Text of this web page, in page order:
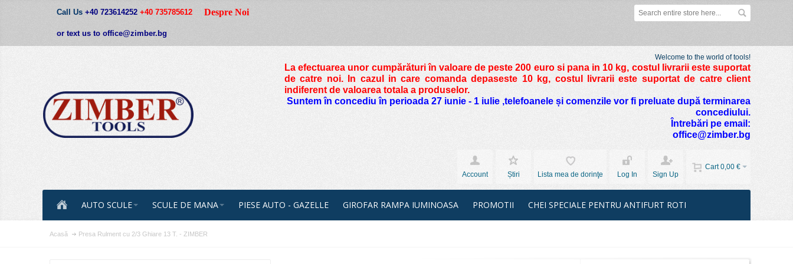
Call Us +40 723614252 +40 735785612
or text us to office@zimber.bg
Despre Noi
Welcome to the world of tools!
La efectuarea unor cumpărături în valoare de peste 200 euro si pana in 10 kg, costul livrarii este suportat
de catre noi. In cazul in care comanda depaseste 10 kg, costul livrarii este suportat de catre client
indiferent de valoarea totala a produselor.
Suntem în concediu în perioada 27 iunie - 1 iulie ,telefoanele și comenzile vor fi preluate după terminarea
concediului.
Întrebări pe email:
office@zimber.bg
Cart 0,00 €
Account
Știri Lista mea de dorinţe Log In Sign Up
AUTO SCULE SCULE DE MANA PIESE AUTO - GAZELLE GIROFAR RAMPA IUMINOASA PROMOTII CHEI SPECIALE PENTRU ANTIFURT ROTI
Acasă Presa Rulment cu 2/3 Ghiare 13 T. - ZIMBER